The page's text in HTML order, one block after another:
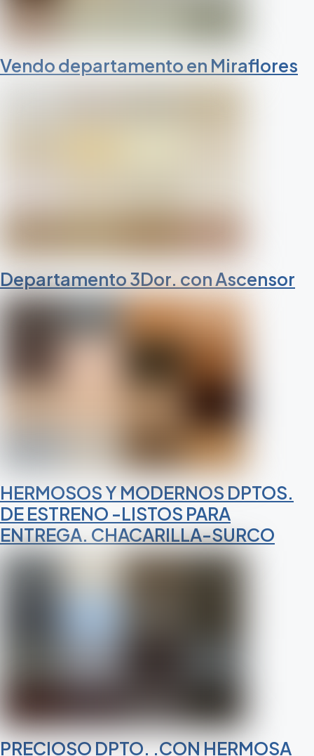
Vendo departamento en Miraflores
Departamento 3Dor. con Ascensor
HERMOSOS Y MODERNOS DPTOS.
DE ESTRENO -LISTOS PARA
ENTREGA. CHACARILLA-SURCO
PRECIOSO DPTO. .CON HERMOSA